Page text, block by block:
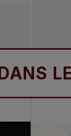
LES